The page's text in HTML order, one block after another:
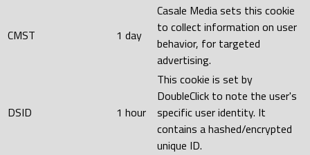
CMST 1 day
Casale Media sets this cookie
to collect information on user
behavior, for targeted
advertising.
DSID 1 hour
This cookie is set by
DoubleClick to note the user's
specific user identity. It
contains a hashed/encrypted
unique ID.